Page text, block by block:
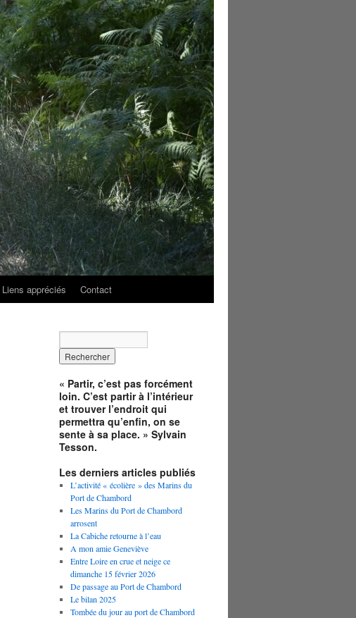
Liens appréciés Contact
« Partir, c’est pas forcément
loin. C’est partir à l’intérieur
et trouver l’endroit qui
permettra qu’enfin, on se
sente à sa place. » Sylvain
Tesson.
Les derniers articles publiés
L’activité « écolière » des Marins du
Port de Chambord
Les Marins du Port de Chambord
arrosent
La Cabiche retourne à l’eau
A mon amie Geneviève
Entre Loire en crue et neige ce
dimanche 15 février 2026
De passage au Port de Chambord
Le bilan 2025
Tombée du jour au port de Chambord